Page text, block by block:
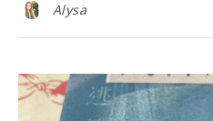
Alysa